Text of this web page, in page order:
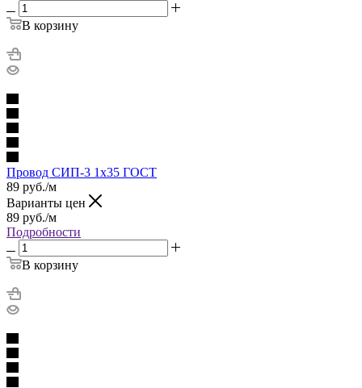
В корзину
Провод СИП-3 1х35 ГОСТ
89 руб./м
Варианты цен
89 руб./м
Подробности
В корзину